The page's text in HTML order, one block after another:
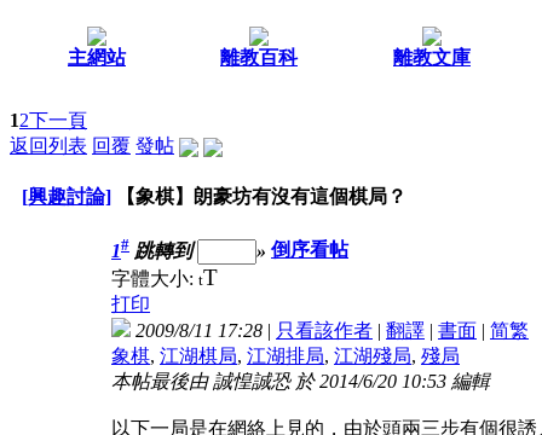
主網站 離教百科 離教文庫
12下一頁
返回列表 回覆 發帖
[興趣討論] 【象棋】朗豪坊有沒有這個棋局？
1# 跳轉到 » 倒序看帖
字體大小: tT
打印
2009/8/11 17:28 | 只看該作者 | 翻譯 | 書面 | 简繁
象棋, 江湖棋局, 江湖排局, 江湖殘局, 殘局
本帖最後由 誠惶誠恐 於 2014/6/20 10:53 編輯
以下一局是在網絡上見的，由於頭兩三步有個很